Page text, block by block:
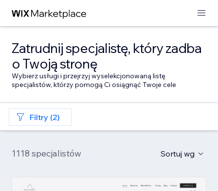
Zatrudnij specjalistę, który zadba
o Twoją stronę
Wybierz usługi i przejrzyj wyselekcjonowaną listę
specjalistów, którzy pomogą Ci osiągnąć Twoje cele
Filtry (2)
1118 specjalistów Sortuj wg